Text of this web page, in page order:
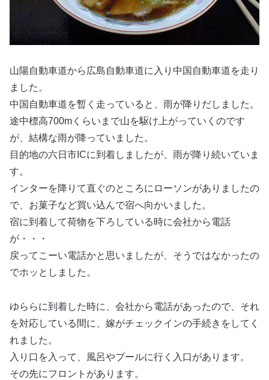
山陽自動車道から広島自動車道に入り中国自動車道を走り
ました。
中国自動車道を暫く走っていると、雨が降りだしました。
途中標高700mくらいまで山を駆け上がっていくのです
が、結構な雨が降っていました。
目的地の六日市ICに到着しましたが、雨が降り続いていま
す。
インターを降りて直ぐのところにローソンがありましたの
で、お菓子など買い込んで宿へ向かいました。
宿に到着して荷物を下ろしている時に会社から電話
が・・・
戻ってこーい電話かと思いましたが、そうではなかったの
でホッとしました。
ゆららに到着した時に、会社から電話があったので、それ
を対応している間に、嫁がチェックインの手続きをしてく
れました。
入り口を入って、風呂やプールに行く入口があります。
その先にフロントがあります。